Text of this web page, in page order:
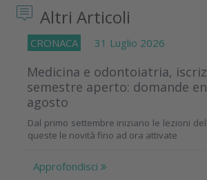
Altri Articoli
CRONACA 31 Luglio 2026
Medicina e odontoiatria,
semestre aperto: domande
agosto
Dal primo settembre iniziano le lezioni
queste le novità fino ad ora attivate
Approfondisci